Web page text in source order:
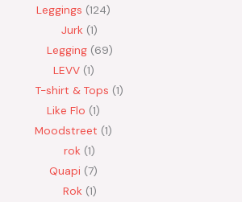
Leggings 124
Jurk 1
Legging 69
LEVV 1
T-shirt & Tops 1
Like Flo 1
Moodstreet 1
rok 1
Quapi 7
Rok 1